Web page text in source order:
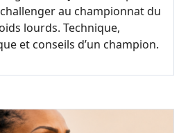
au championnat du
lourds. Technique,
et conseils d’un champion.